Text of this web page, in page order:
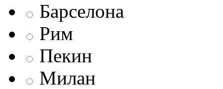
Барселона
Рим
Пекин
Милан